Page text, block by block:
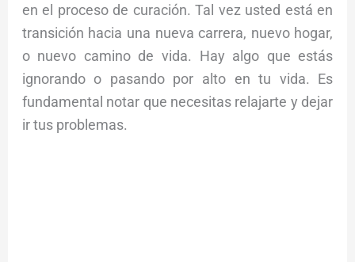
en el proceso de curación. Tal vez usted está en
transición hacia una nueva carrera, nuevo hogar,
o nuevo camino de vida. Hay algo que estás
ignorando o pasando por alto en tu vida. Es
fundamental notar que necesitas relajarte y dejar
ir tus problemas.